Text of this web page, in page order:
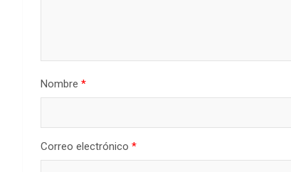
Nombre *
Correo electrónico *